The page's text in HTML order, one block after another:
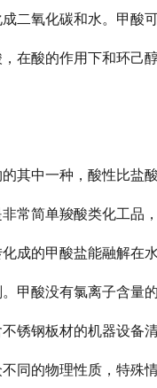
二氧化碳和水。甲酸
在酸的作用下和环己
中一种，酸性比盐
常简单羧酸类化工品
成的甲酸盐能融解在
甲酸没有氯离子含量
锈钢板材的机器设备
同的物理性质，特殊